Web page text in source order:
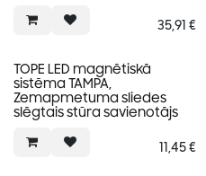
35,91 €
TOPE LED magnētiskā
sistēma TAMPA,
Zemapmetuma sliedes
slēgtais stūra savienotājs
11,45€